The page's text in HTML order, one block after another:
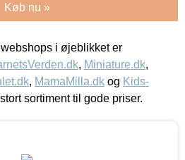
Køb nu »
i øjeblikket er
, Miniature.dk,
, MamaMilla.dk og Kids-
sortiment til gode priser.